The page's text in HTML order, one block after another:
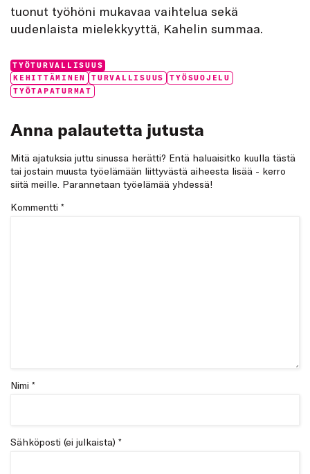
tuonut työhöni mukavaa vaihtelua sekä
uudenlaista mielekkyyttä, Kahelin summaa.
Categories:
TYÖTURVALLISUUS
Tags:
KEHITTÄMINEN TURVALLISUUS
TYÖSUOJELU
TYÖTAPATURMAT
Anna palautetta jutusta
Mitä ajatuksia juttu sinussa herätti? Entä haluaisitko kuulla tästä
tai jostain muusta työelämään liittyvästä aiheesta lisää - kerro
siitä meille. Parannetaan työelämää yhdessä!
Kommentti *
Nimi *
Sähköposti (ei julkaista) *